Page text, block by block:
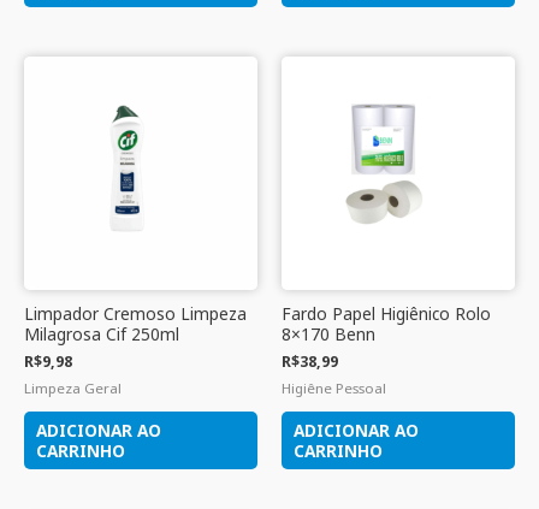
Limpador Cremoso Limpeza
Milagrosa Cif 250ml
R$9,98
Limpeza Geral
ADICIONAR AO
CARRINHO
Fardo Papel Higiênico Rolo
8×170 Benn
R$38,99
Higiêne Pessoal
ADICIONAR AO
CARRINHO